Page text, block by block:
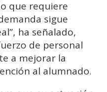
que requiere
sigue
ha señalado,
de personal
a mejorar la
al alumnado.